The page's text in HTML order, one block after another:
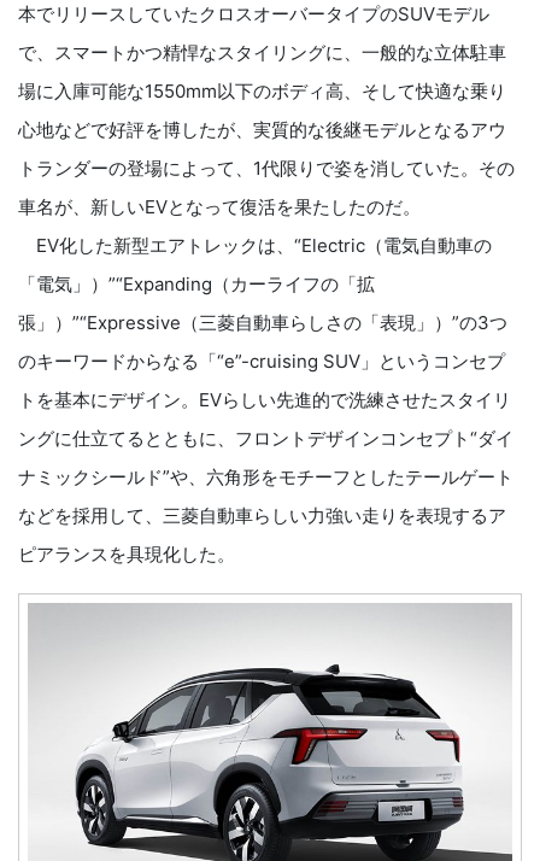
本でリリースしていたクロスオーバータイプのSUVモデル
で、スマートかつ精悍なスタイリングに、一般的な立体駐車
場に入庫可能な1550mm以下のボディ高、そして快適な乗り
心地などで好評を博したが、実質的な後継モデルとなるアウ
トランダーの登場によって、1代限りで姿を消していた。その
車名が、新しいEVとなって復活を果たしたのだ。
EV化した新型エアトレックは、“Electric（電気自動車の
「電気」）”“Expanding（カーライフの「拡
張」）”“Expressive（三菱自動車らしさの「表現」）”の3つ
のキーワードからなる「“e”-cruising SUV」というコンセプ
トを基本にデザイン。EVらしい先進的で洗練させたスタイリ
ングに仕立てるとともに、フロントデザインコンセプト“ダイ
ナミックシールド”や、六角形をモチーフとしたテールゲート
などを採用して、三菱自動車らしい力強い走りを表現するア
ピアランスを具現化した。